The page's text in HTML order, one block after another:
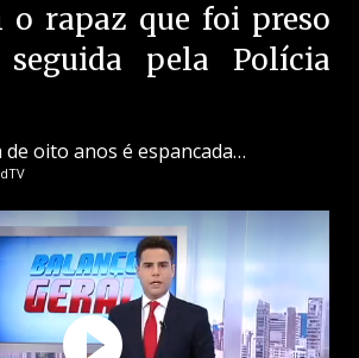
o rapaz que foi preso
pela Polícia